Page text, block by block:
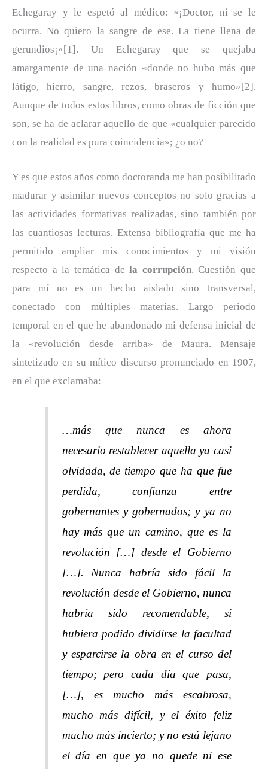
Echegaray y le espetó al médico: «¡Doctor, ni se le
ocurra. No quiero la sangre de ese. La tiene llena de
gerundios¡»[1]. Un Echegaray que se quejaba
amargamente de una nación «donde no hubo más que
látigo, hierro, sangre, rezos, braseros y humo»[2].
Aunque de todos estos libros, como obras de ficción que
son, se ha de aclarar aquello de que «cualquier parecido
con la realidad es pura coincidencia»; ¿o no?
Y es que estos años como doctoranda me han posibilitado
madurar y asimilar nuevos conceptos no solo gracias a
las actividades formativas realizadas, sino también por
las cuantiosas lecturas. Extensa bibliografía que me ha
permitido ampliar mis conocimientos y mi visión
respecto a la temática dela corrupción. Cuestión que
para mí no es un hecho aislado sino transversal,
conectado con múltiples materias. Largo periodo
temporal en el que he abandonado mi defensa inicial de
la «revolución desde arriba» de Maura. Mensaje
sintetizado en su mítico discurso pronunciado en 1907,
en el que exclamaba:
…más que nunca es ahora
necesario restablecer aquella ya casi
olvidada, de tiempo que ha que fue
perdida, confianza entre
gobernantes y gobernados; y ya no
hay más que un camino, que es la
revolución […] desde el Gobierno
[…]. Nunca habría sido fácil la
revolución desde el Gobierno, nunca
habría sido recomendable, si
hubiera podido dividirse la facultad
y esparcirse la obra en el curso del
tiempo; pero cada día que pasa,
[…], es mucho más escabrosa,
mucho más difícil, y el éxito feliz
mucho más incierto; y no está lejano
el día en que ya no quede ni ese